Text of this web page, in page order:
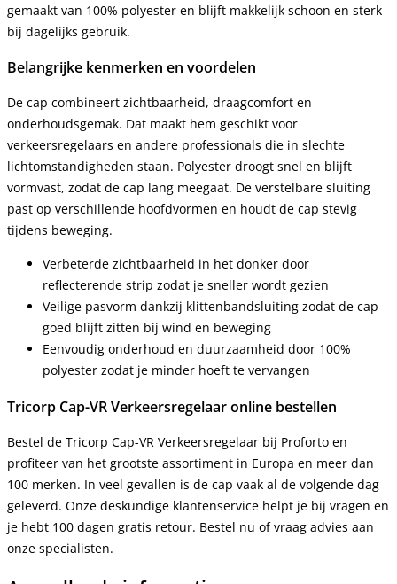
gemaakt van 100% polyester en blijft makkelijk schoon en sterk
bij dagelijks gebruik.
Belangrijke kenmerken en voordelen
De cap combineert zichtbaarheid, draagcomfort en
onderhoudsgemak. Dat maakt hem geschikt voor
verkeersregelaars en andere professionals die in slechte
lichtomstandigheden staan. Polyester droogt snel en blijft
vormvast, zodat de cap lang meegaat. De verstelbare sluiting
past op verschillende hoofdvormen en houdt de cap stevig
tijdens beweging.
Verbeterde zichtbaarheid in het donker door
reflecterende strip zodat je sneller wordt gezien
Veilige pasvorm dankzij klittenbandsluiting zodat de cap
goed blijft zitten bij wind en beweging
Eenvoudig onderhoud en duurzaamheid door 100%
polyester zodat je minder hoeft te vervangen
Tricorp Cap-VR Verkeersregelaar online bestellen
Bestel de Tricorp Cap-VR Verkeersregelaar bij Proforto en
profiteer van het grootste assortiment in Europa en meer dan
100 merken. In veel gevallen is de cap vaak al de volgende dag
geleverd. Onze deskundige klantenservice helpt je bij vragen en
je hebt 100 dagen gratis retour. Bestel nu of vraag advies aan
onze specialisten.